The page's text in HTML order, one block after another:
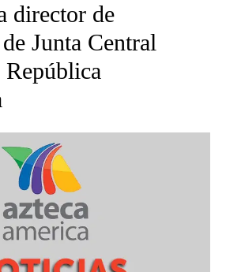
director de
Junta Central